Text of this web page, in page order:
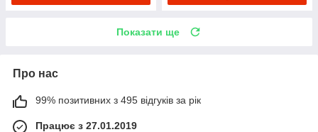
Показати ще
Про нас
99% позитивних з 495 відгуків за рік
Працює з 27.01.2019